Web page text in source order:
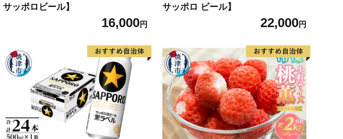
サッポロビール】
16,000円
サッポロ ビール】
22,000円